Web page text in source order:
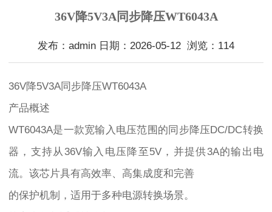
36V降5V3A同步降压WT6043A
发布：admin 日期：2026-05-12 浏览：114
36V降5V3A同步降压WT6043A
产品概述
WT6043A是一款宽输入电压范围的同步降压DC/DC转换
器，支持从36V输入电压降至5V，并提供3A的输出电
流。该芯片具有高效率、高集成度和完善
的保护机制，适用于多种电源转换场景。